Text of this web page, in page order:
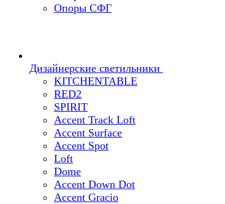
Опоры СФГ
Дизайнерские светильники
KITCHENTABLE
RED2
SPIRIT
Accent Track Loft
Accent Surface
Accent Spot
Loft
Dome
Accent Down Dot
Accent Gracio